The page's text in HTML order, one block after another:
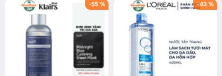
-55 % -43 %